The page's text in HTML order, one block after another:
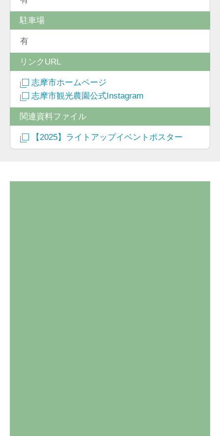
駐車場
有
リンクURL
志摩市ホームページ
志摩市観光農園公式Instagram
関連資料ファイル
【2025】ライトアップイベントポスター